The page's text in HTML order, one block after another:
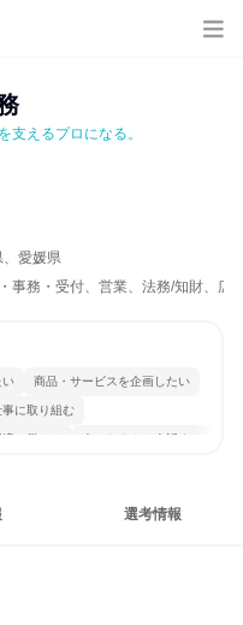
支えるプロになる。
、愛媛県
事務・受付、営業、法務/知財、広
い 商品・サービスを企画したい
に取り組む
で働ける 人とたくさん会話する
選考情報